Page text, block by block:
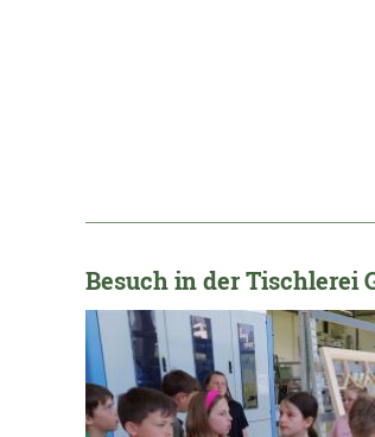
Besuch in der Tischlerei